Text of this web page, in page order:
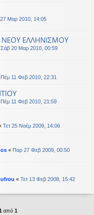
Μαρ 2010, 14:05
ΕΛΛΗΝΙΣΜΟΥ
Σάβ 20 Μαρ 2010, 00:59
Πέμ 11 Φεβ 2010, 22:31
Πέμ 11 Φεβ 2010, 21:59
Τετ 25 Νοέμ 2009, 14:06
« Παρ 27 Φεβ 2009, 00:50
« Τετ 13 Φεβ 2008, 15:42
από 1